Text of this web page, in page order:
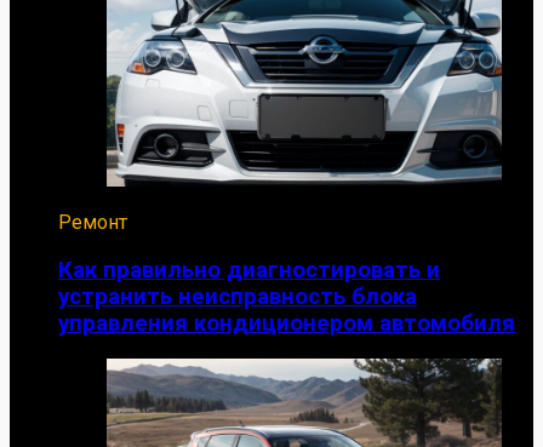
Ремонт
Как правильно диагностировать и
устранить неисправность блока
управления кондиционером автомобиля